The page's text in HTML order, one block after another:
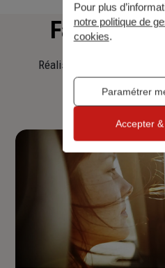
Faitesune
Réalisez une simulation
Pour plus
notre politique de
cookies.
Paramétrer
Accepter